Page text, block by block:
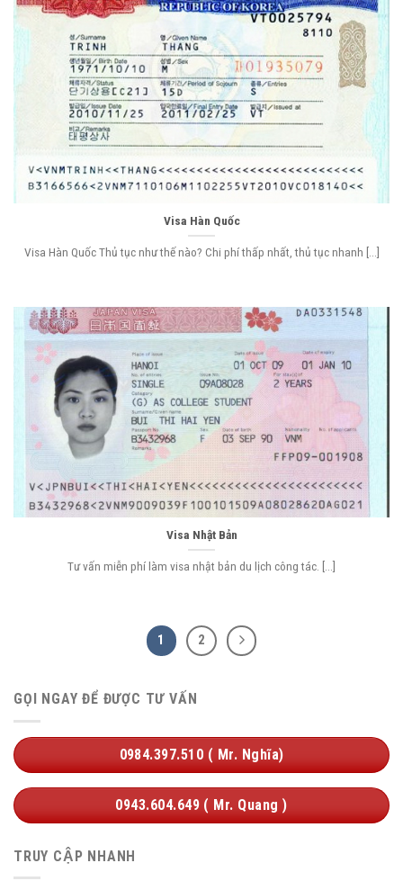
Visa Hàn Quốc
Visa Hàn Quốc Thủ tục như thế nào? Chi phí thấp nhất, thủ tục nhanh [...]
Visa Nhật Bản
Tư vấn miễn phí làm visa nhật bản du lịch công tác. [...]
1 2
GỌI NGAY ĐỂ ĐƯỢC TƯ VẤN
0984.397.510 ( Mr. Nghĩa)
0943.604.649 ( Mr. Quang )
TRUY CẬP NHANH